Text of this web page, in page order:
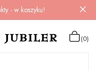
- w koszyku!
(0)